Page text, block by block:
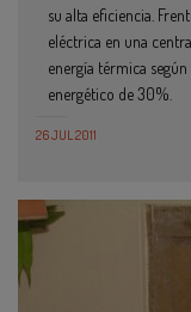
su alta eficiencia.
eléctrica en una
energía térmica
energético de 30%.
26 JUL 2011